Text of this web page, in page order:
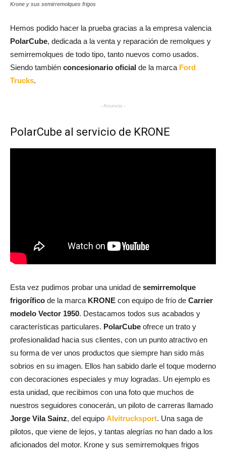
Krone y sus semirremolques frigos
Hemos podido hacer la prueba gracias a la empresa valencia
PolarCube, dedicada a la venta y reparación de remolques y
semirremolques de todo tipo, tanto nuevos como usados.
Siendo también concesionario oficial de la marca Ford
Trucks.
- Anuncio -
PolarCube al servicio de KRONE
Esta vez pudimos probar una unidad de semirremolque
frigorífico de la marca KRONE con equipo de frío de Carrier
modelo Vector 1950. Destacamos todos sus acabados y
características particulares. PolarCube ofrece un trato y
profesionalidad hacia sus clientes, con un punto atractivo en
su forma de ver unos productos que siempre han sido más
sobrios en su imagen. Ellos han sabido darle el toque moderno
con decoraciones especiales y muy logradas. Un ejemplo es
esta unidad, que recibimos con una foto que muchos de
nuestros seguidores conocerán, un piloto de carreras llamado
Jorge Vila Sainz, del equipo Alvitrucksport. Una saga de
pilotos, que viene de lejos, y tantas alegrías no han dado a los
aficionados del motor. Krone y sus semirremolques frigos